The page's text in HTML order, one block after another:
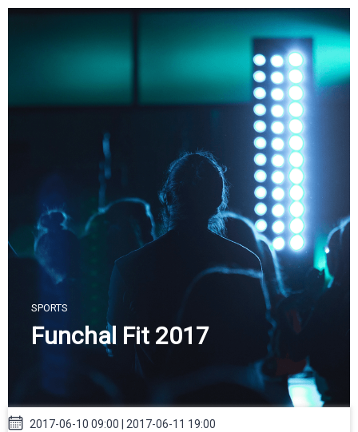
Skip
SPORTS
Funchal Fit 2017
2017-06-10 09:00 | 2017-06-11 19:00